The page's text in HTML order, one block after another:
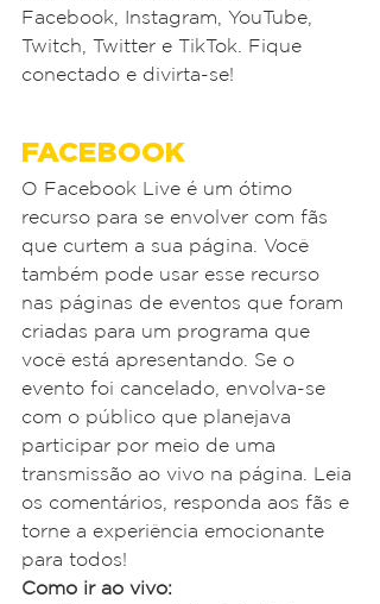
Facebook, Instagram, YouTube,
Twitch, Twitter e TikTok. Fique
conectado e divirta-se!
FACEBOOK
O Facebook Live é um ótimo
recurso para se envolver com fãs
que curtem a sua página. Você
também pode usar esse recurso
nas páginas de eventos que foram
criadas para um programa que
você está apresentando. Se o
evento foi cancelado, envolva-se
com o público que planejava
participar por meio de uma
transmissão ao vivo na página. Leia
os comentários, responda aos fãs e
torne a experiência emocionante
para todos!
Como ir ao vivo: